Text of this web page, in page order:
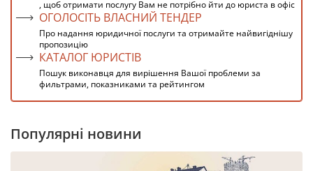
, щоб отримати послугу Вам не потрібно йти до юриста в офіс
ОГОЛОСІТЬ ВЛАСНИЙ ТЕНДЕР
Про надання юридичної послуги та отримайте найвигіднішу
пропозицію
КАТАЛОГ ЮРИСТІВ
Пошук виконавця для вирішення Вашої проблеми за
фильтрами, показниками та рейтингом
Популярні новини